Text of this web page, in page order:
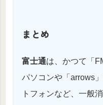
まとめ
富士通は、かつて「
パソコンや「arrows
トフォンなど、一般